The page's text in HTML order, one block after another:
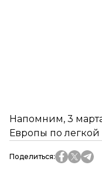
Напомним, 3
Европы по легкой
Поделиться: